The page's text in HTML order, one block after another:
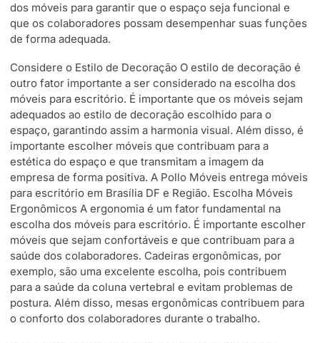
dos móveis para garantir que o espaço seja funcional e
que os colaboradores possam desempenhar suas funções
de forma adequada.
Considere o Estilo de Decoração O estilo de decoração é
outro fator importante a ser considerado na escolha dos
móveis para escritório. É importante que os móveis sejam
adequados ao estilo de decoração escolhido para o
espaço, garantindo assim a harmonia visual. Além disso, é
importante escolher móveis que contribuam para a
estética do espaço e que transmitam a imagem da
empresa de forma positiva. A Pollo Móveis entrega móveis
para escritório em Brasília DF e Região. Escolha Móveis
Ergonômicos A ergonomia é um fator fundamental na
escolha dos móveis para escritório. É importante escolher
móveis que sejam confortáveis e que contribuam para a
saúde dos colaboradores. Cadeiras ergonômicas, por
exemplo, são uma excelente escolha, pois contribuem
para a saúde da coluna vertebral e evitam problemas de
postura. Além disso, mesas ergonômicas contribuem para
o conforto dos colaboradores durante o trabalho.